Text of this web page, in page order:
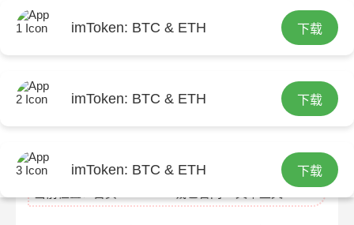
imToken: BTC & ETH 下载
imToken: BTC & ETH 下载
imToken: BTC & ETH 下载